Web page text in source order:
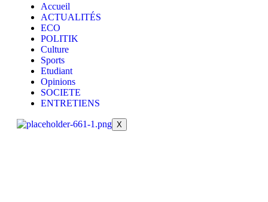
Accueil
ACTUALITÉS
ECO
POLITIK
Culture
Sports
Etudiant
Opinions
SOCIETE
ENTRETIENS
X